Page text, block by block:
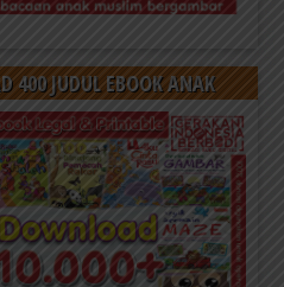
400 JUDUL EBOOK ANAK